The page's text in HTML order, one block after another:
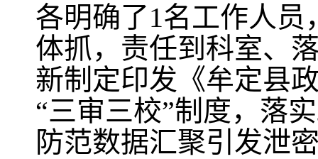
各明确了1名工作人
体抓，责任到科室、
新制定印发《牟定县
“三审三校”制度，落
防范数据汇聚引发泄